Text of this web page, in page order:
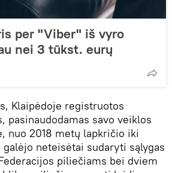
per "Viber" iš vyro
nei 3 tūkst. eurų
Klaipėdoje registruotos
pasinaudodamas savo veiklos
nuo 2018 metų lapkričio iki
neteisėtai sudaryti sąlygas
piliečiams bei dviem